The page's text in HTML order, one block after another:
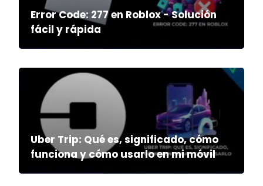
Error Code: 277 en Roblox - Solución
fácil y rápida
Uber Trip: Qué es, significado, cómo
funciona y cómo usarlo en mi móvil